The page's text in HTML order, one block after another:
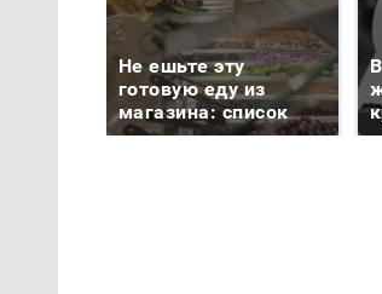
Не ешьте эту
готовую еду из
магазина: список